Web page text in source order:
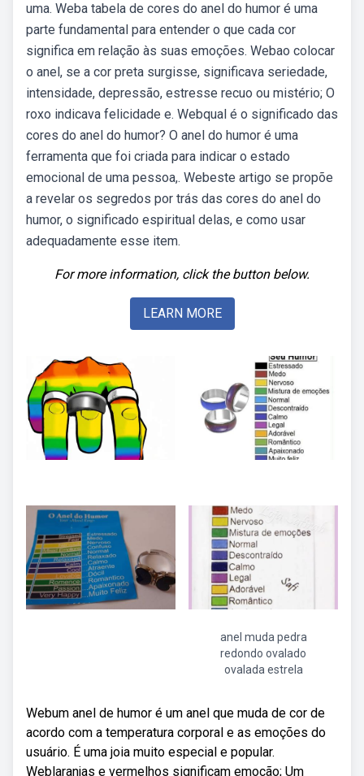
uma. Weba tabela de cores do anel do humor é uma
parte fundamental para entender o que cada cor
significa em relação às suas emoções. Webao colocar
o anel, se a cor preta surgisse, significava seriedade,
intensidade, depressão, estresse recuo ou mistério; O
roxo indicava felicidade e. Webqual é o significado das
cores do anel do humor? O anel do humor é uma
ferramenta que foi criada para indicar o estado
emocional de uma pessoa,. Webeste artigo se propõe
a revelar os segredos por trás das cores do anel do
humor, o significado espiritual delas, e como usar
adequadamente esse item.
For more information, click the button below.
LEARN MORE
anel muda pedra
redondo ovalado
ovalada estrela
Webum anel de humor é um anel que muda de cor de
acordo com a temperatura corporal e as emoções do
usuário. É uma joia muito especial e popular.
Weblaranjas e vermelhos significam emoção; Um